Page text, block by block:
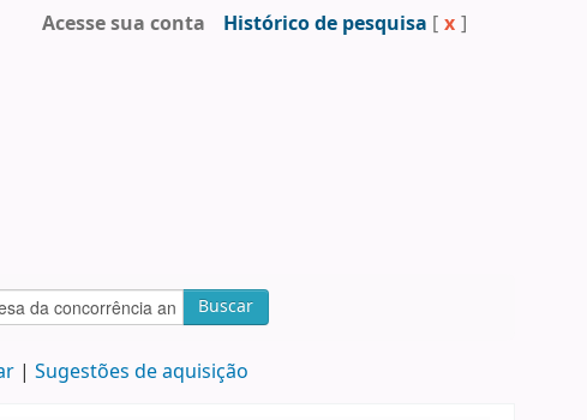
Acesse sua conta Histórico de pesquisa [ x ]
Buscar
Sugestões de aquisição